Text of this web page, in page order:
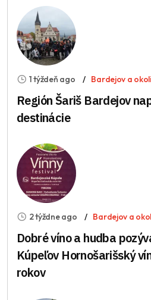
1 týždeň ago Bardejov a
Región Šariš Bardejov
destinácie
2 týždne ago Bardejov a
Dobré víno a hudba
Kúpeľov Hornošarišský
rokov